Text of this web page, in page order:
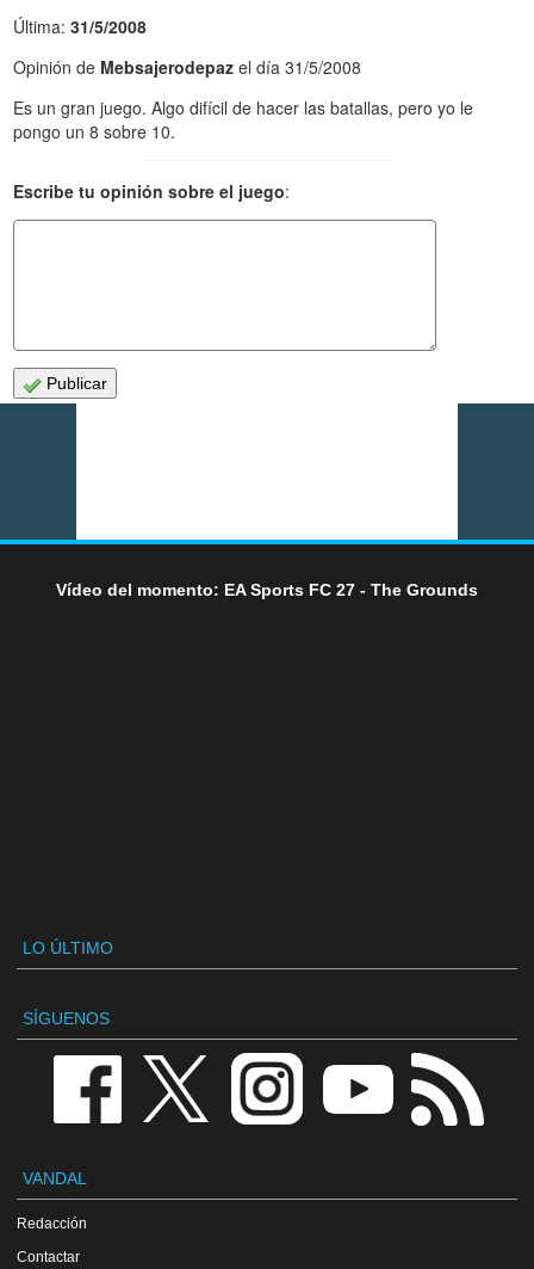
Última:31/5/2008
Opinión de Mebsajerodepaz el día 31/5/2008
Es un gran juego. Algo difícil de hacer las batallas, pero yo le
pongo un 8 sobre 10.
Escribe tu opinión sobre el juego:
Publicar
Vídeo del momento: EA Sports FC 27 - The Grounds
LO ÚLTIMO
SÍGUENOS
VANDAL
Redacción
Contactar